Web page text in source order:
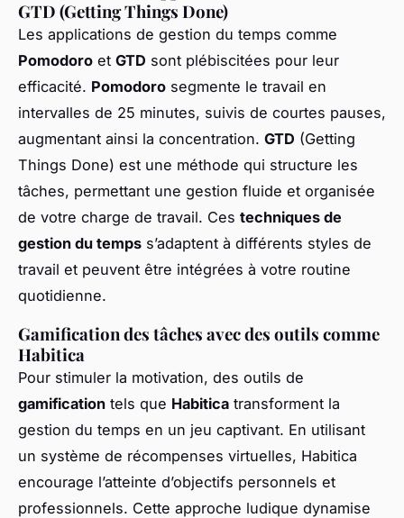
GTD (Getting Things Done)
Les applications de gestion du temps comme
Pomodoro et GTD sont plébiscitées pour leur
efficacité. Pomodoro segmente le travail en
intervalles de 25 minutes, suivis de courtes pauses,
augmentant ainsi la concentration. GTD (Getting
Things Done) est une méthode qui structure les
tâches, permettant une gestion fluide et organisée
de votre charge de travail. Ces techniques de
gestion du temps s’adaptent à différents styles de
travail et peuvent être intégrées à votre routine
quotidienne.
Gamification des tâches avec des outils comme
Habitica
Pour stimuler la motivation, des outils de
gamification tels que Habitica transforment la
gestion du temps en un jeu captivant. En utilisant
un système de récompenses virtuelles, Habitica
encourage l’atteinte d’objectifs personnels et
professionnels. Cette approche ludique dynamise